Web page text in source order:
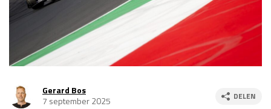
Race
za 13:00 - 15:00
GP VERENIGDE STATEN 2026 23 - 25 okt
GP SÃO PAULO 2026 06 - 08 nov
Gerard Bos
7 september 2025
DELEN